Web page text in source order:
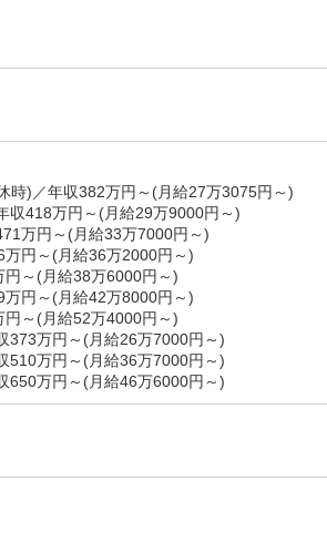
時)／年収382万円～(月給27万3075円～)
収418万円～(月給29万9000円～)
万円～(月給33万7000円～)
円～(月給36万2000円～)
～(月給38万6000円～)
円～(月給42万8000円～)
～(月給52万4000円～)
373万円～(月給26万7000円～)
510万円～(月給36万7000円～)
650万円～(月給46万6000円～)